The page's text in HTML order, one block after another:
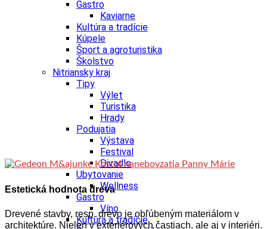
Gastro
Kaviarne
Kultúra a tradície
Kúpele
Šport a agroturistika
Školstvo
Nitriansky kraj
Tipy
Výlet
Turistika
Hrady
Podujatia
Výstava
Festival
Divadlo
Ubytovanie
Wellness
Gastro
Víno
Kultúra a tradície
Estetická hodnota dreva
Drevené stavby, resp. drevo je obľúbeným materiálom v
architektúre. Nielen v exteriérových častiach, ale aj v interiéri.